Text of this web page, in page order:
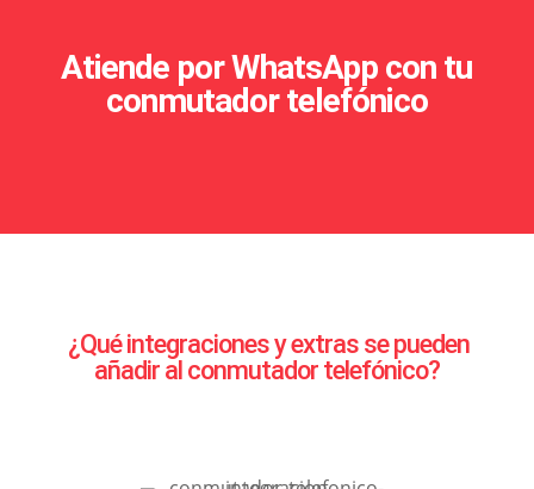
Atiende por WhatsApp con tu
conmutador telefónico
¿Qué integraciones y extras se pueden
añadir al conmutador telefónico?